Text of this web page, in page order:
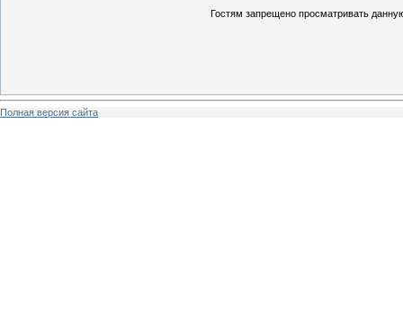
Гостям запрещено просматривать
Полная версия сайта